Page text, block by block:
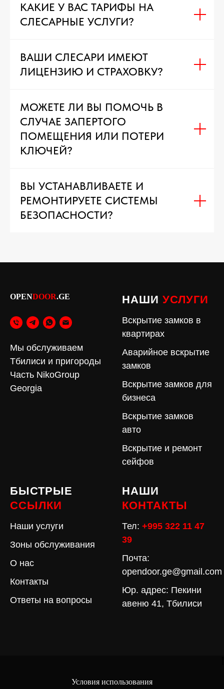
КАКИЕ У ВАС ТАРИФЫ НА
СЛЕСАРНЫЕ УСЛУГИ?
ВАШИ СЛЕСАРИ ИМЕЮТ
ЛИЦЕНЗИЮ И СТРАХОВКУ?
МОЖЕТЕ ЛИ ВЫ ПОМОЧЬ В
СЛУЧАЕ ЗАПЕРТОГО
ПОМЕЩЕНИЯ ИЛИ ПОТЕРИ
КЛЮЧЕЙ?
ВЫ УСТАНАВЛИВАЕТЕ И
РЕМОНТИРУЕТЕ СИСТЕМЫ
БЕЗОПАСНОСТИ?
OPENDOOR.GE
Мы обслуживаем
Тбилиси и пригороды
Часть NikoGroup
Georgia
НАШИ УСЛУГИ
Вскрытие замков в
квартирах
Аварийное вскрытие
замков
Вскрытие замков для
бизнеса
Вскрытие замков
авто
Вскрытие и ремонт
сейфов
БЫСТРЫЕ
ССЫЛКИ
Наши услуги
Зоны обслуживания
О нас
Контакты
Ответы на вопросы
НАШИ
КОНТАКТЫ
Тел: +995 322 11 47
39
Почта:
opendoor.ge@gmail.com
Юр. адрес: Пекини
авеню 41, Тбилиси
Условия использования